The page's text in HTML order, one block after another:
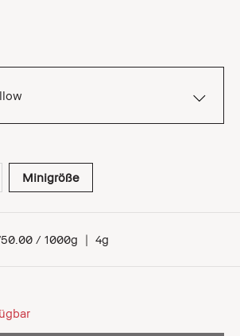
Minigröße
/ 1000g | 4g